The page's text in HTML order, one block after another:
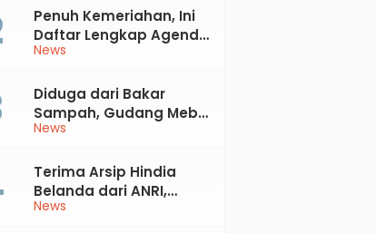
News
Penuh Kemeriahan, Ini
Daftar Lengkap Agenda
Peringatan HUT ke-81 RI
Kabupaten Kebumen
News
Diduga dari Bakar
Sampah, Gudang Mebel
di Petanahan Hangus
News
Terima Arsip Hindia
Belanda dari ANRI,
Pemkab Kebumen